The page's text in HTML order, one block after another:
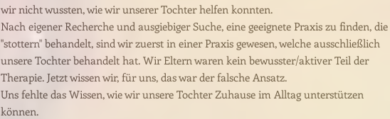
wir nicht wussten, wie wir unserer Tochter helfen konnten.
Nach eigener Recherche und ausgiebiger Suche, eine geeignete Praxis zu finden, die
"stottern" behandelt, sind wir zuerst in einer Praxis gewesen, welche ausschließlich
unsere Tochter behandelt hat. Wir Eltern waren kein bewusster/aktiver Teil der
Therapie. Jetzt wissen wir, für uns, das war der falsche Ansatz.
Uns fehlte das Wissen, wie wir unsere Tochter Zuhause im Alltag unterstützen
können.